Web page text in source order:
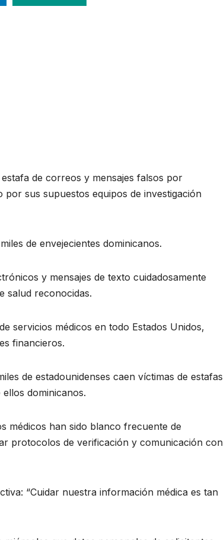
de correos y mensajes falsos por
sus supuestos equipos de investigación
de envejecientes dominicanos.
y mensajes de texto cuidadosamente
salud reconocidas.
servicios médicos en todo Estados Unidos,
financieros.
de estadounidenses caen víctimas de estafas
dominicanos.
médicos han sido blanco frecuente de
protocolos de verificación y comunicación con
“Cuidar nuestra información médica es tan